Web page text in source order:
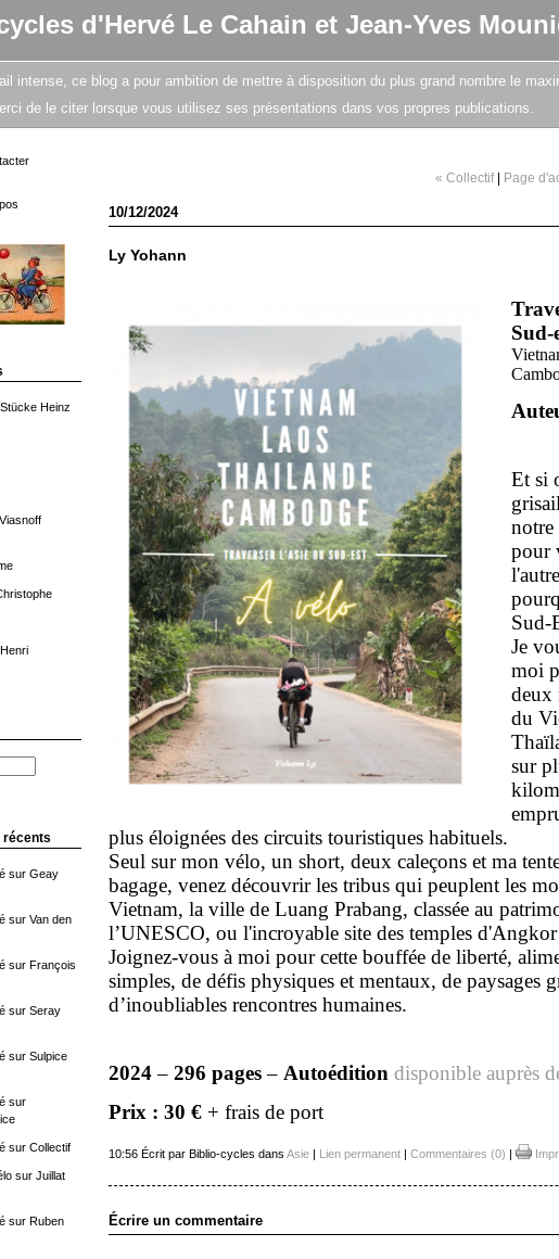
d'Hervé Le Cahain et Jean-Yves
intense, ce blog a pour ambition de mettre à disposition du plus grand nombre le
de le citer lorsque vous utilisez ses présentations dans vos propres publications.
Heinz
récents
sur Geay
sur Van den
sur François
sur Seray
sur Sulpice
sur
sur Collectif
sur Juillat
sur Ruben
« Collectif| Page
10/12/2024
Ly Yohann
Sud-
Et si
pour
Sud-
Je
moi
deux
du
sur
plus éloignées des circuits touristiques habituels.
Seul sur mon vélo, un short, deux caleçons et ma
bagage, venez découvrir les tribus qui peuplent les
Vietnam, la ville de Luang Prabang, classée au
l’UNESCO, ou l'incroyable site des temples
Joignez-vous à moi pour cette bouffée de liberté,
simples, de défis physiques et mentaux, de paysages
d’inoubliables rencontres humaines.
2024– 296 pages– Autoédition disponible auprès
Prix : 30 €+ frais de port
10:56 Écrit par Biblio-cycles dans Asie| Lien permanent| Commentaires (0) |
Écrire un commentaire